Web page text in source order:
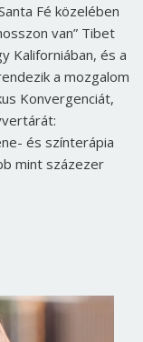
Fé közelében
van” Tibet
Kaliforniában, és a
a mozgalom
Konvergenciát,
és színterápia
mint százezer